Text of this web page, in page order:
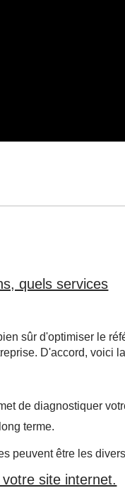
quels services
sûr d'optimiser le
D'accord, voici
de diagnostiquer
terme.
peuvent être les
site internet.